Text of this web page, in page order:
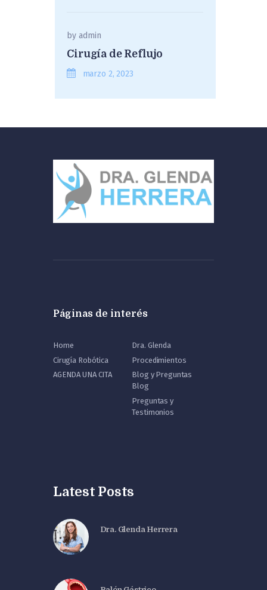
byadmin
Cirugía de Reflujo
marzo 2, 2023
Páginas de interés
Home
Dra. Glenda
Cirugía Robótica
Procedimientos
AGENDA UNA CITA
Blog y Preguntas
Blog
Preguntas y
Testimonios
Latest Posts
Dra. Glenda Herrera